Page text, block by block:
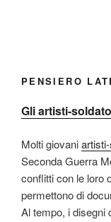
PENSIERO
Gli artisti-
Molti giovani
Seconda Guerra
conflitti con le loro
permettono di
Al tempo, i disegni